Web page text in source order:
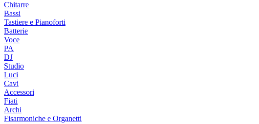
Chitarre
Bassi
Tastiere e Pianoforti
Batterie
Voce
PA
DJ
Studio
Luci
Cavi
Accessori
Fiati
Archi
Fisarmoniche e Organetti